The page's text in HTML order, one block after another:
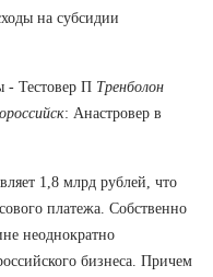
на субсидии
- Тестовер П Тренболон
: Анастровер в
1,8 млрд рублей, что
платежа. Собственно
неоднократно
бизнеса. Причем